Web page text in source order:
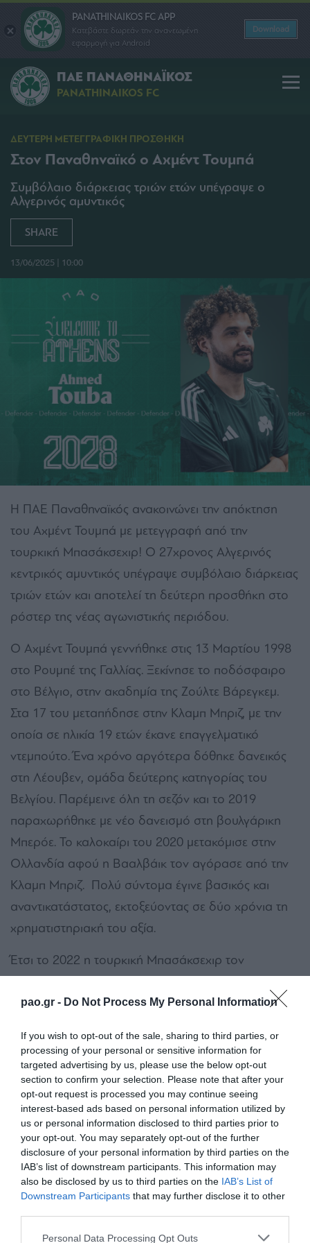
pao.gr - Do Not Process My Personal Information
If you wish to opt-out of the sale, sharing to third parties, or
processing of your personal or sensitive information for
targeted advertising by us, please use the below opt-out
section to confirm your selection. Please note that after your
opt-out request is processed you may continue seeing
interest-based ads based on personal information utilized by
us or personal information disclosed to third parties prior to
your opt-out. You may separately opt-out of the further
disclosure of your personal information by third parties on the
IAB’s list of downstream participants. This information may
also be disclosed by us to third parties on the IAB’s List of
Downstream Participants that may further disclose it to other
Please note that this website/app uses one or more Google
Personal Data Processing Opt Outs
PANATHINAIKOS FC APP
Κατεβάστε δωρεάν την ανανεωμένη
εφαρμογή για Android
Download
ΠΑΕ ΠΑΝΑΘΗΝΑΪΚΟΣ
PANATHINAIKOS FC
ΔΕΥΤΕΡΗ ΜΕΤΕΓΓΡΑΦΙΚΗ ΠΡΟΣΘΗΚΗ
Στον Παναθηναϊκό ο Αχμέντ Τουμπά
Συμβόλαιο διάρκειας τριών ετών υπέγραψε ο
Αλγερινός αμυντικός
SHARE
13/06/2025 | 10:00
Η ΠΑΕ Παναθηναϊκός ανακοινώνει την απόκτηση
του Αχμέντ Τουμπά με μετεγγραφή από την
τουρκική Μπασάκσεχιρ! Ο 27χρονος Αλγερινός
κεντρικός αμυντικός υπέγραψε συμβόλαιο διάρκειας
τριών ετών και αποτελεί τη δεύτερη προσθήκη στο
ρόστερ της νέας αγωνιστικής περιόδου.
Ο Αχμέντ Τουμπά γεννήθηκε στις 13 Μαρτίου 1998
στο Ρουμπέ της Γαλλίας. Ξεκίνησε το ποδόσφαιρο
στο Βέλγιο, στην ακαδημία της Ζούλτε Βάρεγκεμ.
Στα 17 του μεταπήδησε στην Κλαμπ Μπριζ, με την
οποία σε ηλικία 19 ετών έκανε επαγγελματικό
ντεμπούτο. Ένα χρόνο αργότερα δόθηκε δανεικός
στη Λέουβεν, ομάδα δεύτερης κατηγορίας του
Βελγίου. Παρέμεινε όλη τη σεζόν και το 2019
παραχωρήθηκε με νέο δανεισμό στη βουλγάρικη
Μπερόε. Το καλοκαίρι του 2020 μετακόμισε στην
Ολλανδία αφού η Βααλβάικ τον αγόρασε από την
Κλαμπ Μπριζ. Πολύ σύντομα έγινε βασικός και
αναντικατάστατος, εκτοξεύοντας σε δύο χρόνια τη
χρηματιστηριακή του αξία.
Έτσι το 2022 η τουρκική Μπασάκσεχιρ τον
σχήμα, αγωνίστηκε σε όλα τα παιχνίδια των
κύπελλο Τουρκίας, χάνοντας όμως στον τελικό από
τη Φενέρμπαχτσε.
Τον επόμενο χρόνο ήρθε η μεγάλη πρόκληση στην
καριέρα του, μια και η ιταλική Λέτσε τον ενέταξε -ως
δανεικό- στο ρόστερ της. Στη Serie A δεν
καθιερώθηκε. Το καλοκαίρι του 2024 επέστρεψε στο
Βέλγιο με τη μορφή δανεισμού στη Μέχελεν, εκεί
Αν και γεννημένος στη Γαλλία, ο Τουμπά μεγάλωσε